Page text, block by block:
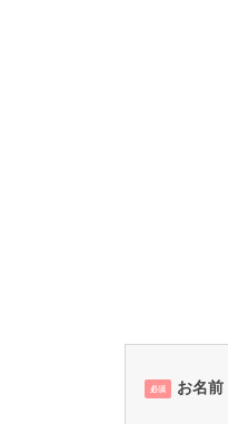
必須 お名前